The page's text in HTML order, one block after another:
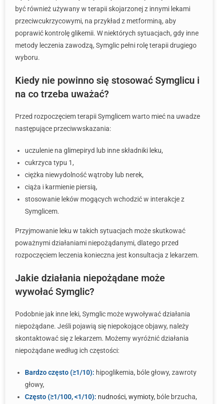
być również używany w terapii skojarzonej z innymi lekami
przeciwcukrzycowymi, na przykład z metforminą, aby
poprawić kontrolę glikemii. W niektórych sytuacjach, gdy inne
metody leczenia zawodzą, Symglic pełni rolę terapii drugiego
wyboru.
Kiedy nie powinno się stosować Symglicu i
na co trzeba uważać?
Przed rozpoczęciem terapii Symglicem warto mieć na uwadze
następujące przeciwwskazania:
uczulenie na glimepiryd lub inne składniki leku,
cukrzyca typu 1,
ciężka niewydolność wątroby lub nerek,
ciąża i karmienie piersią,
stosowanie leków mogących wchodzić w interakcje z
Symglicem.
Przyjmowanie leku w takich sytuacjach może skutkować
poważnymi działaniami niepożądanymi, dlatego przed
rozpoczęciem leczenia konieczna jest konsultacja z lekarzem.
Jakie działania niepożądane może
wywołać Symglic?
Podobnie jak inne leki, Symglic może wywoływać działania
niepożądane. Jeśli pojawią się niepokojące objawy, należy
skontaktować się z lekarzem. Możemy wyróżnić działania
niepożądane według ich częstości:
Bardzo często (≥1/10): hipoglikemia, bóle głowy, zawroty
głowy,
Często (≥1/100, <1/10): nudności, wymioty, bóle brzucha,